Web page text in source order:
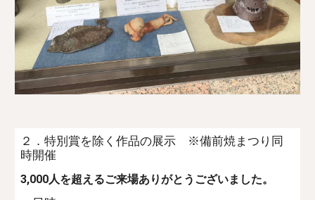
２．特別賞を除く作品の展示 ※備前焼まつり同
時開催
3,000人を超えるご来場ありがとうございました。